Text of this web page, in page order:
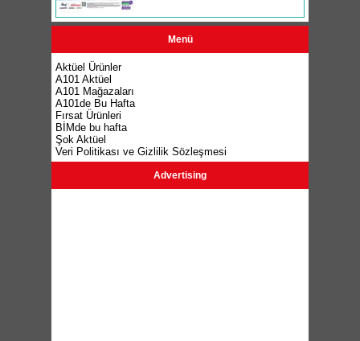
Menü
Aktüel Ürünler
A101 Aktüel
A101 Mağazaları
A101de Bu Hafta
Fırsat Ürünleri
BİMde bu hafta
Şok Aktüel
Veri Politikası ve Gizlilik Sözleşmesi
Advertising